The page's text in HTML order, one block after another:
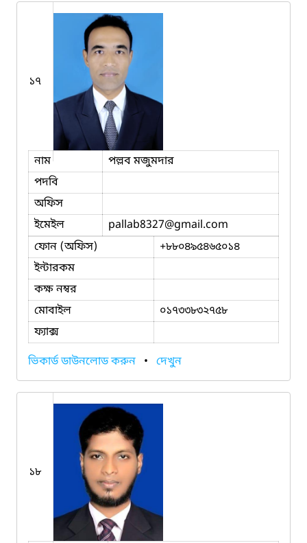
১৭
নাম
পল্লব মজুমদার
পদবি
অফিস
ইমেইল
pallab8327@gmail.com
ফোন (অফিস)
+৮৮০৪৯৫৪৬৫০১৪
ইন্টারকম
কক্ষ নম্বর
মোবাইল
০১৭৩৩৮৩২৭৫৮
ফ্যাক্স
ভিকার্ড ডাউনলোড করুন • দেখুন
১৮